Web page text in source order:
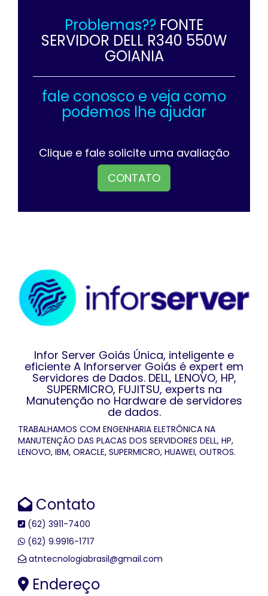
Problemas?? FONTE
SERVIDOR DELL R340 550W
GOIANIA
fale conosco e veja como
podemos lhe ajudar
Clique e fale solicite uma avaliação
CONTATO
Infor Server Goiás Única, inteligente e
eficiente A Inforserver Goiás é expert em
Servidores de Dados. DELL, LENOVO, HP,
SUPERMICRO, FUJITSU, experts na
Manutenção no Hardware de servidores
de dados.
TRABALHAMOS COM ENGENHARIA ELETRÔNICA NA
MANUTENÇÃO DAS PLACAS DOS SERVIDORES DELL, HP,
LENOVO, IBM, ORACLE, SUPERMICRO, HUAWEI, OUTROS.
Contato
(62) 3911-7400
(62) 9.9916-1717
atntecnologiabrasil@gmail.com
Endereço